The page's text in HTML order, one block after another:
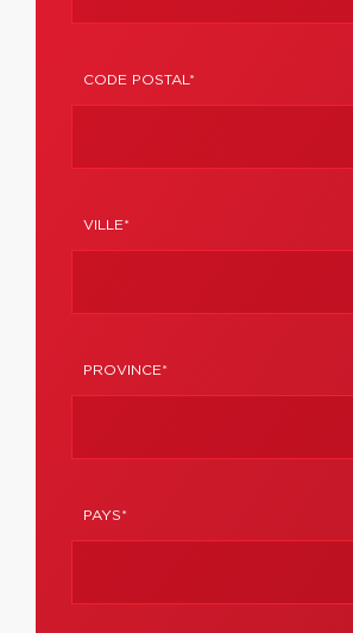
CODE POSTAL*
VILLE*
PROVINCE*
PAYS*